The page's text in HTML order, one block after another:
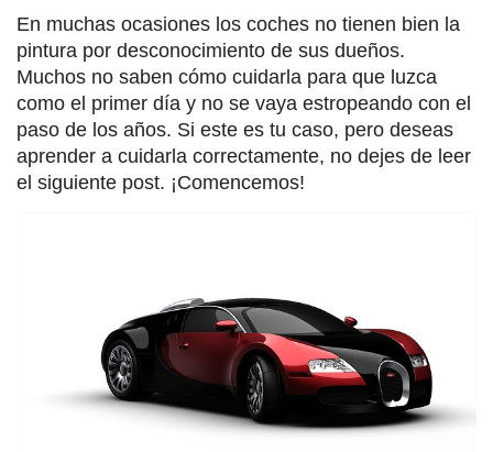
En muchas ocasiones los coches no tienen bien la
pintura por desconocimiento de sus dueños.
Muchos no saben cómo cuidarla para que luzca
como el primer día y no se vaya estropeando con el
paso de los años. Si este es tu caso, pero deseas
aprender a cuidarla correctamente, no dejes de leer
el siguiente post. ¡Comencemos!